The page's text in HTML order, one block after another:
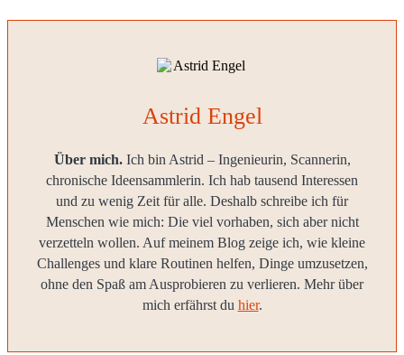
Astrid Engel
Über mich.Ich bin Astrid – Ingenieurin, Scannerin,
chronische Ideensammlerin. Ich hab tausend Interessen
und zu wenig Zeit für alle. Deshalb schreibe ich für
Menschen wie mich: Die viel vorhaben, sich aber nicht
verzetteln wollen. Auf meinem Blog zeige ich, wie kleine
Challenges und klare Routinen helfen, Dinge umzusetzen,
ohne den Spaß am Ausprobieren zu verlieren. Mehr über
mich erfährst du hier.